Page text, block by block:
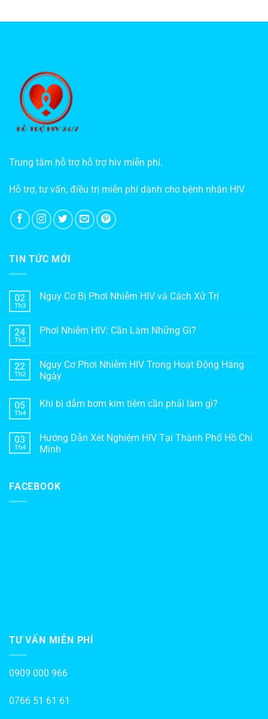
Trung tâm hỗ trợ hỗ trợ hiv miễn phí.
Hỗ trợ, tư vấn, điều trị miễn phí dành cho bệnh nhân HIV
TIN TỨC MỚI
02
Th3
Nguy Cơ Bị Phơi Nhiễm HIV và Cách Xử Trí
24
Th2
Phơi Nhiễm HIV: Cần Làm Những Gì?
22
Th2
Nguy Cơ Phơi Nhiễm HIV Trong Hoạt Động Hàng
Ngày
05
Th4
Khi bị dẫm bơm kim tiêm cần phải làm gì?
03
Th4
Hướng Dẫn Xét Nghiệm HIV Tại Thành Phố Hồ Chí
Minh
FACEBOOK
TƯ VẤN MIỄN PHÍ
0909 000 966
0766 51 61 61